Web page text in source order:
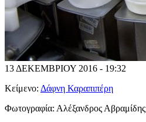
13 ΔΕΚΕΜΒΡΙΟΥ 2016 - 19:32
Κείμενο: Δάφνη Καραπιπέρη
Φωτογραφία: Αλέξανδρος Αβραμίδης